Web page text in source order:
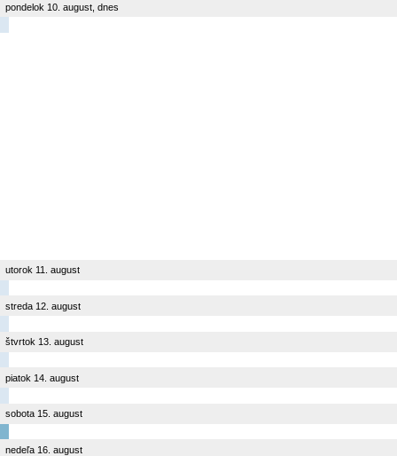
pondelok 10. august, dnes
utorok 11. august
streda 12. august
štvrtok 13. august
piatok 14. august
sobota 15. august
nedeľa 16. august